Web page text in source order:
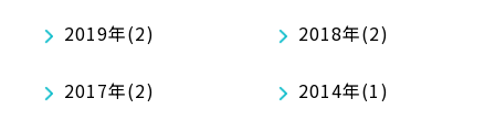
2019年(2) 2018年(2)
2017年(2) 2014年(1)